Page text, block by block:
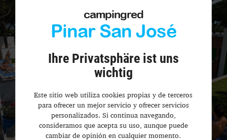
campingred
Pinar San José
Ihre Privatsphäre ist uns
wichtig
Este sitio web utiliza cookies propias y de terceros
para ofrecer un mejor servicio y ofrecer servicios
personalizados. Si continua navegando,
consideramos que acepta su uso, aunque puede
cambiar de opinión en cualquier momento.